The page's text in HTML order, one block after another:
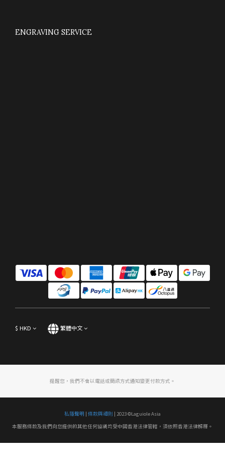
ENGRAVING SERVICE
$ HKD 繁體中文
提醒您，我們不會以電話或簡訊方式通知變更付款方式。
私隱聲明 | 條款與細則 | 2023 ©Laguiole Asia
本服務條款及我們向您提供的其他任何協議均受中國香港法律管轄，須依照香港法律解釋。